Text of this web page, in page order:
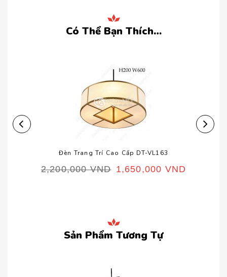
Có Thể Bạn Thích…
Đèn Trang Trí Cao Cấp DT-VL163
2,200,000VND 1,650,000 VND
Sản Phẩm Tương Tự